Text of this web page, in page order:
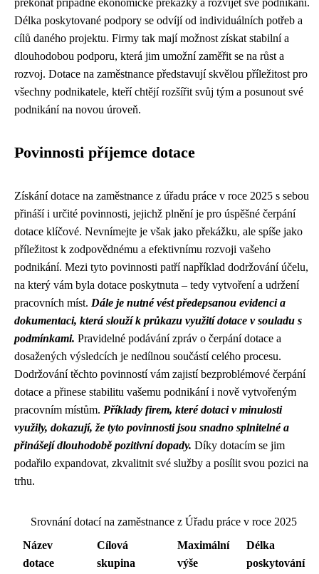
překonat případné ekonomické překážky a rozvíjet své podnikání.
Délka poskytované podpory se odvíjí od individuálních potřeb a
cílů daného projektu. Firmy tak mají možnost získat stabilní a
dlouhodobou podporu, která jim umožní zaměřit se na růst a
rozvoj. Dotace na zaměstnance představují skvělou příležitost pro
všechny podnikatele, kteří chtějí rozšířit svůj tým a posunout své
podnikání na novou úroveň.
Povinnosti příjemce dotace
Získání dotace na zaměstnance z úřadu práce v roce 2025 s sebou
přináší i určité povinnosti, jejichž plnění je pro úspěšné čerpání
dotace klíčové. Nevnímejte je však jako překážku, ale spíše jako
příležitost k zodpovědnému a efektivnímu rozvoji vašeho
podnikání. Mezi tyto povinnosti patří například dodržování účelu,
na který vám byla dotace poskytnuta – tedy vytvoření a udržení
pracovních míst. Dále je nutné vést předepsanou evidenci a
dokumentaci, která slouží k průkazu využití dotace v souladu s
podmínkami. Pravidelné podávání zpráv o čerpání dotace a
dosažených výsledcích je nedílnou součástí celého procesu.
Dodržování těchto povinností vám zajistí bezproblémové čerpání
dotace a přinese stabilitu vašemu podnikání i nově vytvořeným
pracovním místům. Příklady firem, které dotaci v minulosti
využily, dokazují, že tyto povinnosti jsou snadno splnitelné a
přinášejí dlouhodobě pozitivní dopady. Díky dotacím se jim
podařilo expandovat, zkvalitnit své služby a posílit svou pozici na
trhu.
Srovnání dotací na zaměstnance z Úřadu práce v roce 2025
Název
dotace
Cílová
skupina
Maximální
výše
Délka
poskytování